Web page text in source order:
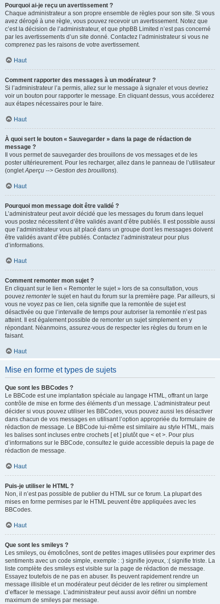
Pourquoi ai-je reçu un avertissement ?
Chaque administrateur a son propre ensemble de règles pour son site. Si vous
avez dérogé à une règle, vous pouvez recevoir un avertissement. Notez que
c’est la décision de l’administrateur, et que phpBB Limited n’est pas concerné
par les avertissements d’un site donné. Contactez l’administrateur si vous ne
comprenez pas les raisons de votre avertissement.
Haut
Comment rapporter des messages à un modérateur ?
Si l’administrateur l’a permis, allez sur le message à signaler et vous devriez
voir un bouton pour rapporter le message. En cliquant dessus, vous accéderez
aux étapes nécessaires pour le faire.
Haut
À quoi sert le bouton « Sauvegarder » dans la page de rédaction de
message ?
Il vous permet de sauvegarder des brouillons de vos messages et de les
poster ultérieurement. Pour les recharger, allez dans le panneau de l’utilisateur
(ongletAperçu --> Gestion des brouillons).
Haut
Pourquoi mon message doit être validé ?
L’administrateur peut avoir décidé que les messages du forum dans lequel
vous postez nécessitent d’être validés avant d’être publiés. Il est possible aussi
que l’administrateur vous ait placé dans un groupe dont les messages doivent
être validés avant d’être publiés. Contactez l’administrateur pour plus
d’informations.
Haut
Comment remonter mon sujet ?
En cliquant sur le lien « Remonter le sujet » lors de sa consultation, vous
pouvez remonterle sujet en haut du forum sur la première page. Par ailleurs, si
vous ne voyez pas ce lien, cela signifie que la remontée de sujet est
désactivée ou que l’intervalle de temps pour autoriser la remontée n’est pas
atteint. Il est également possible de remonter un sujet simplement en y
répondant. Néanmoins, assurez-vous de respecter les règles du forum en le
faisant.
Haut
Mise en forme et types de sujets
Que sont les BBCodes ?
Le BBCode est une implantation spéciale au langage HTML, offrant un large
contrôle de mise en forme des éléments d’un message. L’administrateur peut
décider si vous pouvez utiliser les BBCodes, vous pouvez aussi les désactiver
dans chacun de vos messages en utilisant l’option appropriée du formulaire de
rédaction de message. Le BBCode lui-même est similaire au style HTML, mais
les balises sont incluses entre crochets [ et ] plutôt que < et >. Pour plus
d’informations sur le BBCode, consultez le guide accessible depuis la page de
rédaction de message.
Haut
Puis-je utiliser le HTML ?
Non, il n’est pas possible de publier du HTML sur ce forum. La plupart des
mises en forme permises par le HTML peuvent être appliquées avec les
BBCodes.
Haut
Que sont les smileys ?
Les smileys, ou émoticônes, sont de petites images utilisées pour exprimer des
sentiments avec un code simple, exemple : :) signifie joyeux, :( signifie triste. La
liste complète des smileys est visible sur la page de rédaction de message.
Essayez toutefois de ne pas en abuser. Ils peuvent rapidement rendre un
message illisible et un modérateur peut décider de les retirer ou simplement
d’effacer le message. L’administrateur peut aussi avoir défini un nombre
maximum de smileys par message.